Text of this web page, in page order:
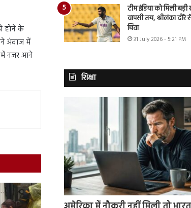
होने के
अंदाज में
में नजर आने
टीम इंडिया को मिली बड़ी
वापसी तय, श्रीलंका
चिंता
31 July 2026 - 5:21 PM
शिक्षा